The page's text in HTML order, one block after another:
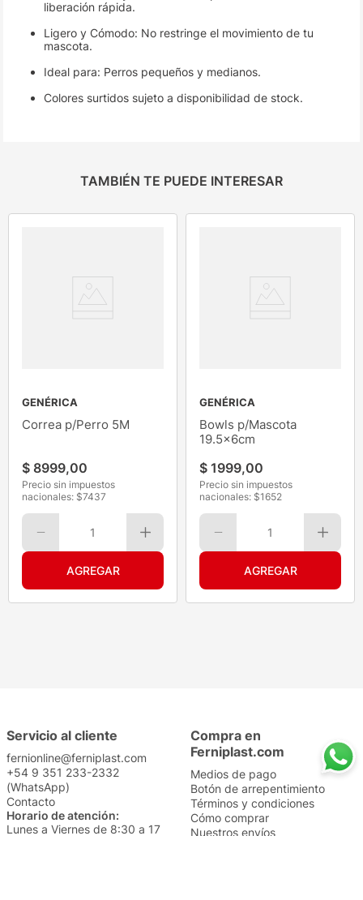
liberación rápida.
Ligero y Cómodo: No restringe el movimiento de tu
mascota.
Ideal para: Perros pequeños y medianos.
Colores surtidos sujeto a disponibilidad de stock.
TAMBIÉN TE PUEDE INTERESAR
GENÉRICA
Correa p/Perro 5M
$ 8999,00
Precio sin impuestos
nacionales: $7437
1
GENÉRICA
Bowls p/Mascota
19.5x6cm
$ 1999,00
Precio sin impuestos
nacionales: $1652
1
Servicio al cliente
fernionline@ferniplast.com
+54 9 351 233-2332
(WhatsApp)
Contacto
Horario de atención:
Lunes a Viernes de 8:30 a 17
Compra en
Ferniplast.com
Medios de pago
Botón de arrepentimiento
Términos y condiciones
Cómo comprar
Nuestros envíos